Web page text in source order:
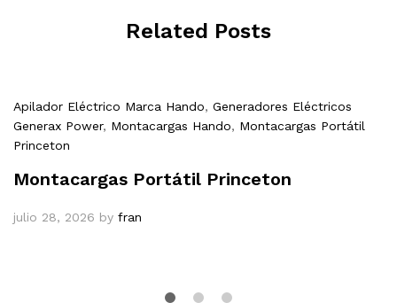
Related Posts
Apilador Eléctrico Marca Hando, Generadores Eléctricos
Generax Power, Montacargas Hando, Montacargas Portátil
Princeton
Montacargas Portátil Princeton
julio 28, 2026 by fran